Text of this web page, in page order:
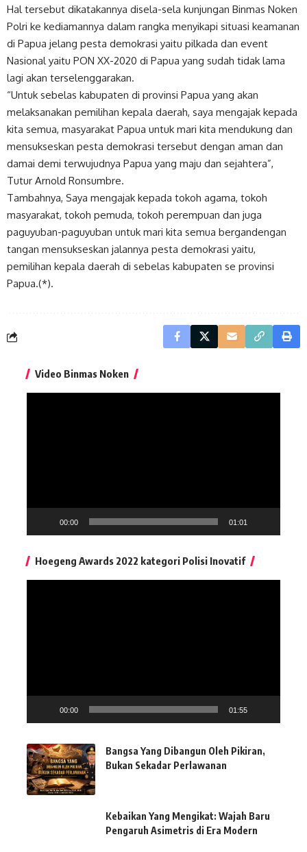
Hal tersebut dikatakannya disela-sela kunjungan Binmas Noken
Polri ke kediamannya dalam rangka menyikapi situasi keamanan
di Papua jelang pesta demokrasi yaitu pilkada dan event
Nasional yaitu PON XX-2020 di Papua yang sudah tidak lama
lagi akan terselenggarakan.
“Untuk sebelas kabupaten di provinsi Papua yang akan
melaksanakan pemilihan kepala daerah, saya mengajak kepada
kita semua, masyarakat Papua untuk mari kita mendukung dan
mensukseskan pesta demokrasi tersebut dengan aman dan
damai demi terwujudnya Papua yang maju dan sejahtera”,
Tutur Arnold Ronsumbre.
Tambahnya, Saya mengajak kepada tokoh agama, tokoh
masyarakat, tokoh pemuda, tokoh perempuan dan juga
paguyuban-paguyuban untuk mari kita semua bergandengan
tangan mensukseskan jalannya pesta demokrasi yaitu,
pemilihan kepala daerah di sebelas kabupaten se provinsi
Papua.(*).
Video Binmas Noken
00:00 01:01
Hoegeng Awards 2022 kategori Polisi Inovatif
00:00 01:55
Bangsa Yang Dibangun Oleh Pikiran,
Bukan Sekadar Perlawanan
Kebaikan Yang Mengikat: Wajah Baru
Pengaruh Asimetris di Era Modern